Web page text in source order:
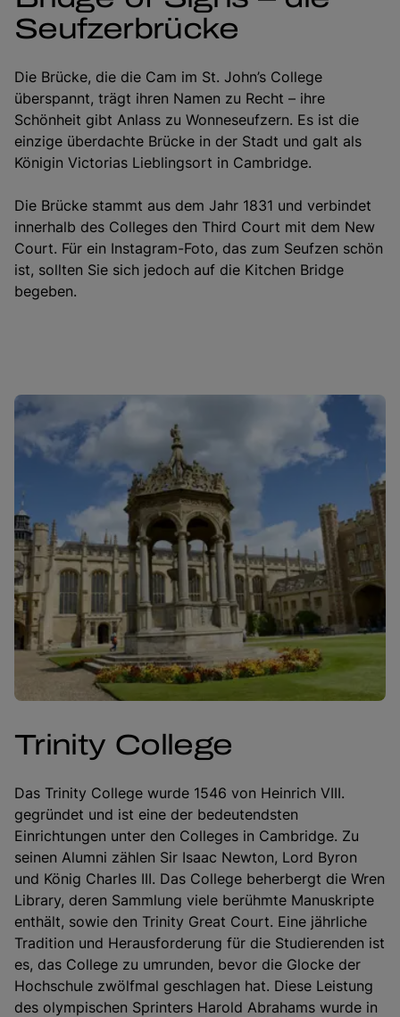
Seufzerbrücke
Die Brücke, die die Cam im St. John’s College
überspannt, trägt ihren Namen zu Recht – ihre
Schönheit gibt Anlass zu Wonneseufzern. Es ist die
einzige überdachte Brücke in der Stadt und galt als
Königin Victorias Lieblingsort in Cambridge.
Die Brücke stammt aus dem Jahr 1831 und verbindet
innerhalb des Colleges den Third Court mit dem New
Court. Für ein Instagram-Foto, das zum Seufzen schön
ist, sollten Sie sich jedoch auf die Kitchen Bridge
begeben.
Trinity College
Das Trinity College wurde 1546 von Heinrich VIII.
gegründet und ist eine der bedeutendsten
Einrichtungen unter den Colleges in Cambridge. Zu
seinen Alumni zählen Sir Isaac Newton, Lord Byron
und König Charles III. Das College beherbergt die Wren
Library, deren Sammlung viele berühmte Manuskripte
enthält, sowie den Trinity Great Court. Eine jährliche
Tradition und Herausforderung für die Studierenden ist
es, das College zu umrunden, bevor die Glocke der
Hochschule zwölfmal geschlagen hat. Diese Leistung
des olympischen Sprinters Harold Abrahams wurde in